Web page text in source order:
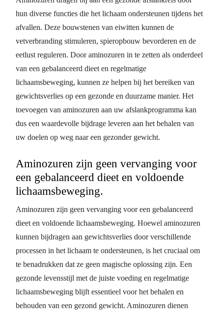
hun diverse functies die het lichaam ondersteunen tijdens het
afvallen. Deze bouwstenen van eiwitten kunnen de
vetverbranding stimuleren, spieropbouw bevorderen en de
eetlust reguleren. Door aminozuren in te zetten als onderdeel
van een gebalanceerd dieet en regelmatige
lichaamsbeweging, kunnen ze helpen bij het bereiken van
gewichtsverlies op een gezonde en duurzame manier. Het
toevoegen van aminozuren aan uw afslankprogramma kan
dus een waardevolle bijdrage leveren aan het behalen van
uw doelen op weg naar een gezonder gewicht.
Aminozuren zijn geen vervanging voor
een gebalanceerd dieet en voldoende
lichaamsbeweging.
Aminozuren zijn geen vervanging voor een gebalanceerd
dieet en voldoende lichaamsbeweging. Hoewel aminozuren
kunnen bijdragen aan gewichtsverlies door verschillende
processen in het lichaam te ondersteunen, is het cruciaal om
te benadrukken dat ze geen magische oplossing zijn. Een
gezonde levensstijl met de juiste voeding en regelmatige
lichaamsbeweging blijft essentieel voor het behalen en
behouden van een gezond gewicht. Aminozuren dienen